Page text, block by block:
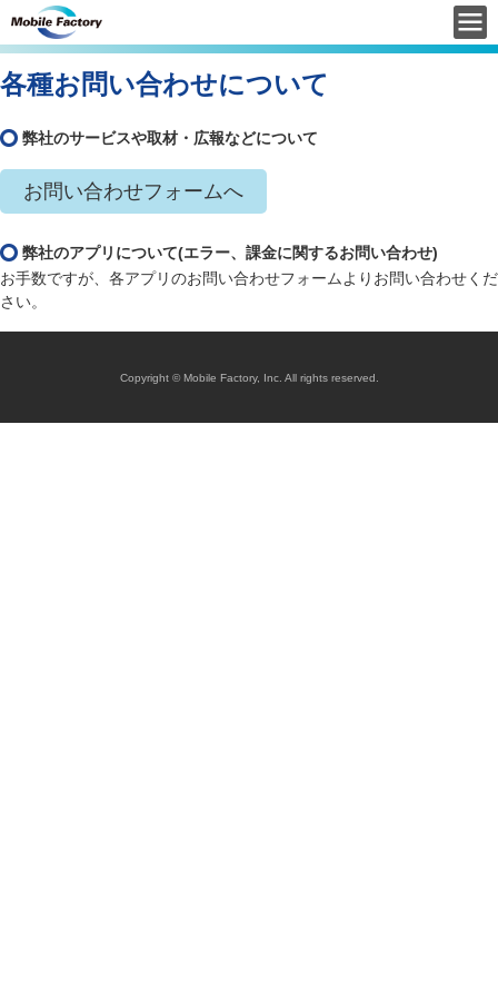
各種お問い合わせについて
弊社のサービスや取材・広報などについて
お問い合わせフォームへ
弊社のアプリについて(エラー、課金に関するお問い合わせ)
お手数ですが、各アプリのお問い合わせフォームよりお問い合わせくだ
さい。
Copyright © Mobile Factory, Inc. All rights reserved.